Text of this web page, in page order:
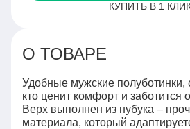
КУПИТЬ В 1
О ТОВАРЕ
Удобные мужские полуботинки,
кто ценит комфорт и заботится
Верх выполнен из нубука –
материала, который